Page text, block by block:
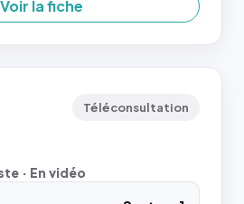
Voir la fiche
Téléconsultation
· En vidéo